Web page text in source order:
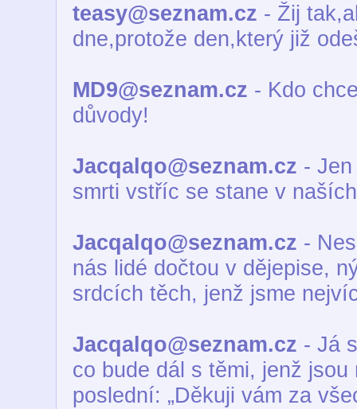
teasy@seznam.cz - Žij
dne,protože den,který již
MD9@seznam.cz - Kdo
důvody!
Jacqalqo@seznam.cz -
smrti vstříc se stane v
Jacqalqo@seznam.cz -
nás lidé dočtou v dějepise,
srdcích těch, jenž jsme
Jacqalqo@seznam.cz - Já
co bude dál s těmi, jenž
poslední: „Děkuji vám za